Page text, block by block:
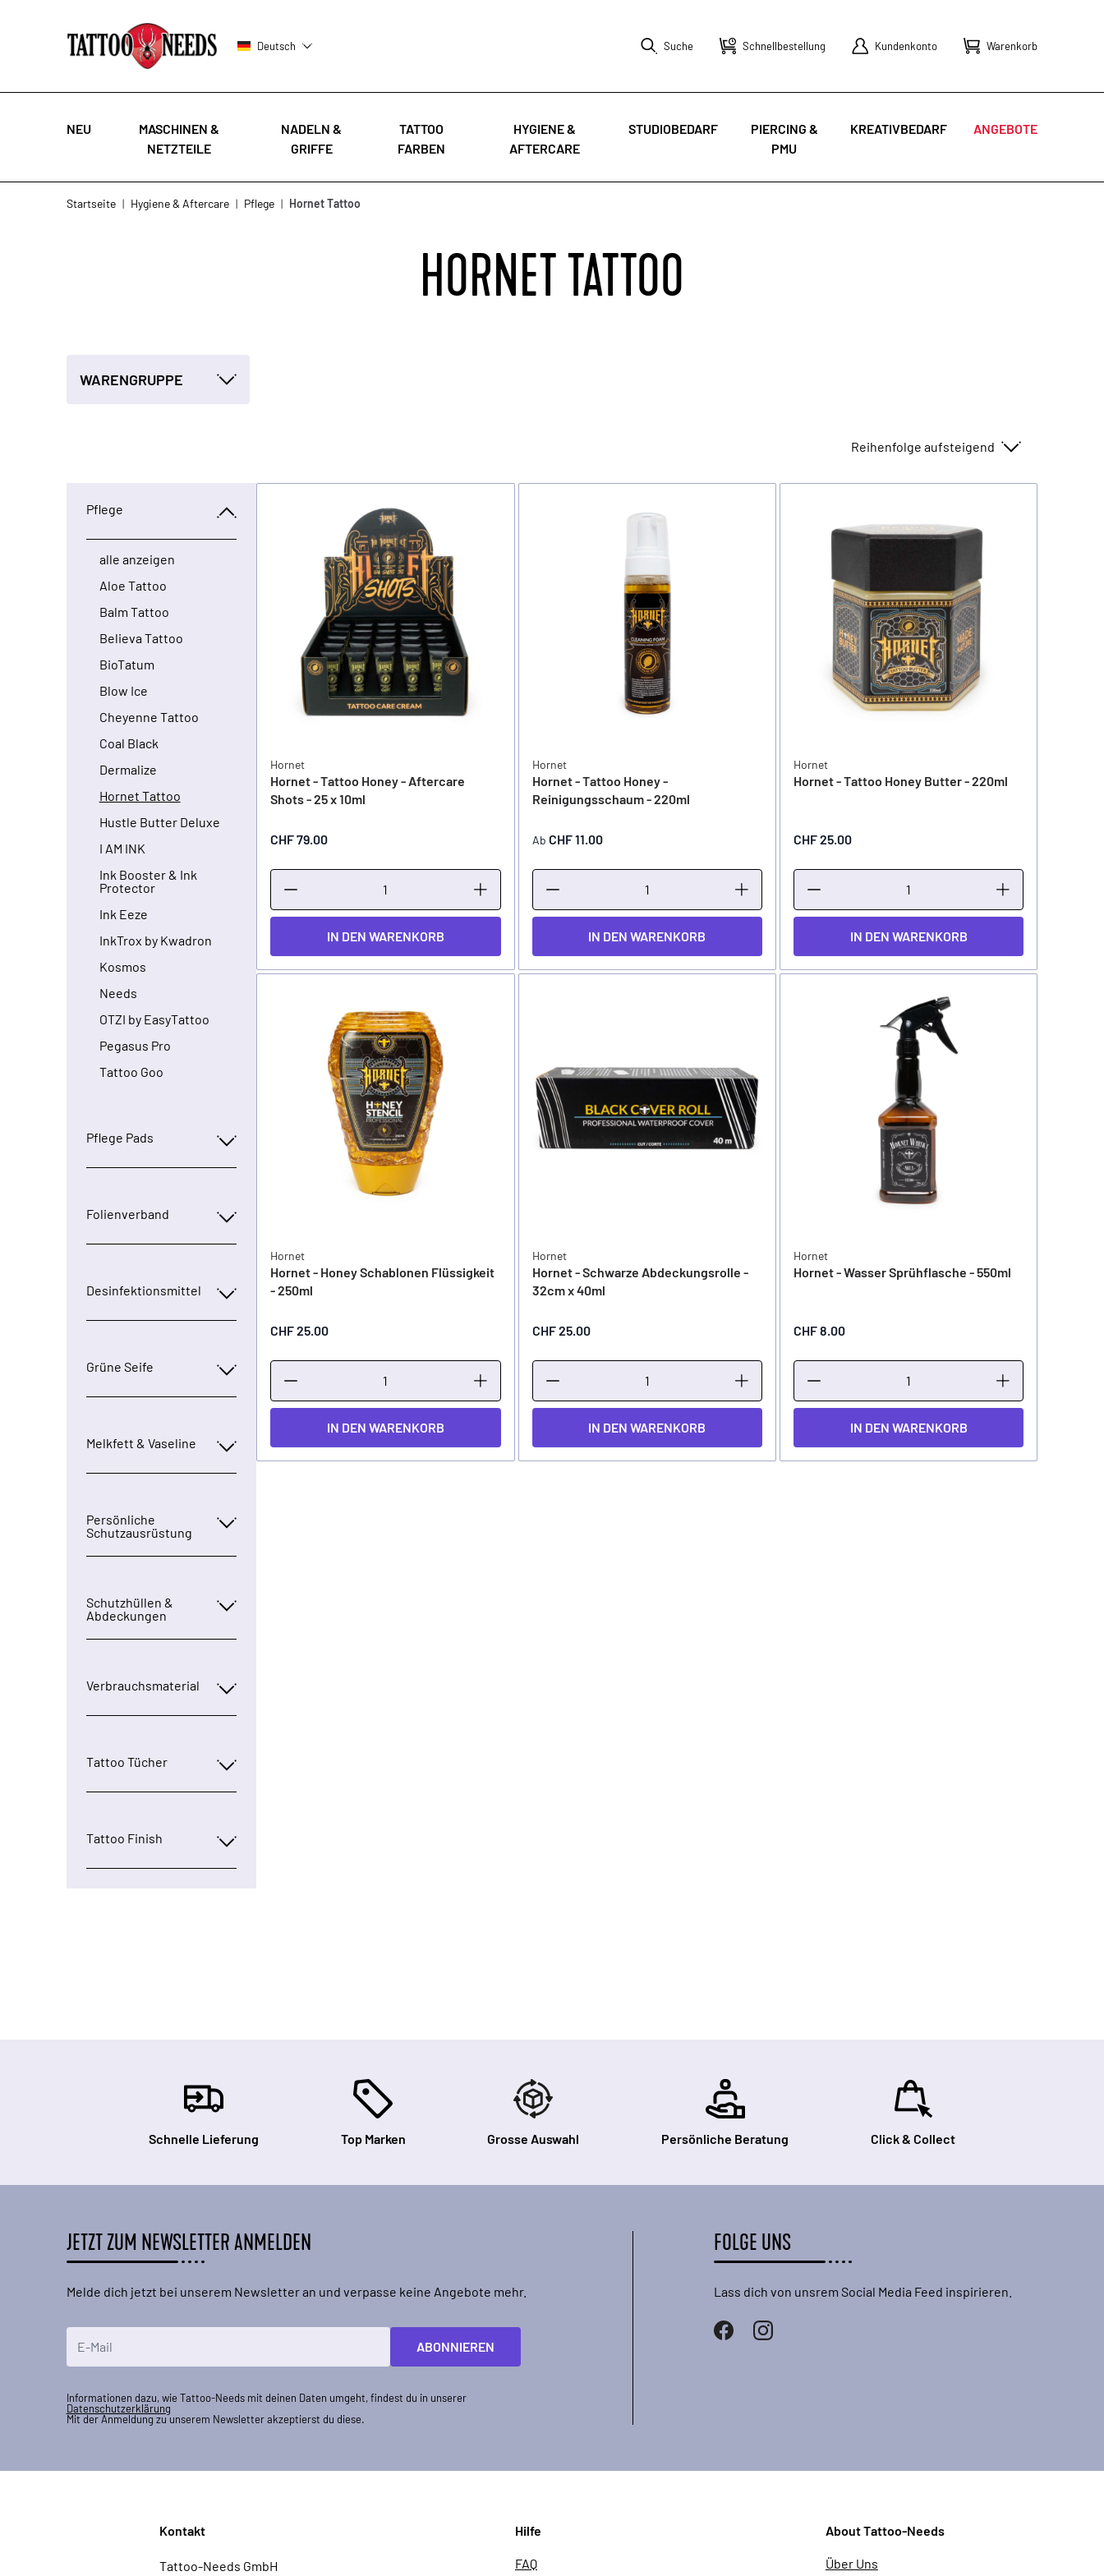
Deutsch Suche Schnellbestellung Kundenkonto Warenkorb
NEU
MASCHINEN &
NETZTEILE
NADELN &
GRIFFE
TATTOO
FARBEN
HYGIENE &
AFTERCARE
STUDIOBEDARF
PIERCING &
PMU
KREATIVBEDARF ANGEBOTE
Startseite | Hygiene & Aftercare | Pflege | Hornet Tattoo
HORNET TATTOO
WARENGRUPPE
Sortieren nach
Pflege
alle anzeigen
Aloe Tattoo
Balm Tattoo
Believa Tattoo
BioTatum
Blow Ice
Cheyenne Tattoo
Coal Black
Dermalize
Hornet Tattoo
Hustle Butter Deluxe
I AM INK
Ink Booster & Ink
Protector
Ink Eeze
InkTrox by Kwadron
Kosmos
Needs
OTZI by EasyTattoo
Pegasus Pro
Tattoo Goo
Pflege Pads
Folienverband
Desinfektionsmittel
Grüne Seife
Melkfett & Vaseline
Persönliche
Schutzausrüstung
Schutzhüllen &
Abdeckungen
Verbrauchsmaterial
Tattoo Tücher
Tattoo Finish
Hornet
Hornet - Tattoo Honey - Aftercare
Shots - 25 x 10ml
CHF 79.00
IN DEN WARENKORB
Hornet
Hornet - Tattoo Honey -
Reinigungsschaum - 220ml
Ab CHF 11.00
IN DEN WARENKORB
Hornet
Hornet - Tattoo Honey Butter - 220ml
CHF 25.00
IN DEN WARENKORB
Hornet
Hornet - Honey Schablonen Flüssigkeit
- 250ml
CHF 25.00
IN DEN WARENKORB
Hornet
Hornet - Schwarze Abdeckungsrolle -
32cm x 40ml
CHF 25.00
IN DEN WARENKORB
Hornet
Hornet - Wasser Sprühflasche - 550ml
CHF 8.00
IN DEN WARENKORB
Schnelle Lieferung Top Marken Grosse Auswahl Persönliche Beratung Click & Collect
JETZT ZUM NEWSLETTER ANMELDEN
Melde dich jetzt bei unserem Newsletter an und verpasse keine Angebote mehr.
ABONNIEREN
Informationen dazu, wie Tattoo-Needs mit deinen Daten umgeht, findest du in unserer
Datenschutzerklärung
Mit der Anmeldung zu unserem Newsletter akzeptierst du diese.
FOLGE UNS
Lass dich von unsrem Social Media Feed inspirieren.
Kontakt
Tattoo-Needs GmbH
Hilfe
FAQ
About Tattoo-Needs
Über Uns